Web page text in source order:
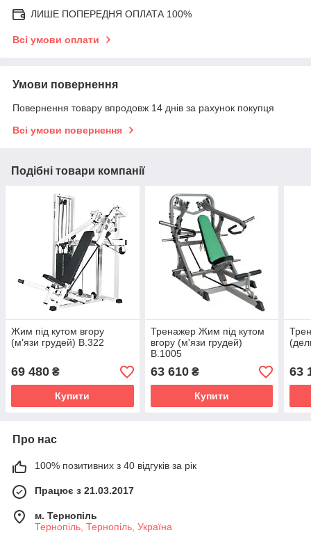
ЛИШЕ ПОПЕРЕДНЯ ОПЛАТА 100%
Всі умови оплати
Умови повернення
Повернення товару впродовж 14 днів за рахунок покупця
Всі умови повернення
Подібні товари компанії
Жим під кутом вгору
(м'язи грудей) B.322
69 480 ₴
Купити
Тренажер Жим під кутом
вгору (м'язи грудей)
B.1005
63 610₴
Купити
63
Про нас
100% позитивних з 40 відгуків за рік
Працює з 21.03.2017
м. Тернопіль
Тернопіль, Тернопіль, Україна